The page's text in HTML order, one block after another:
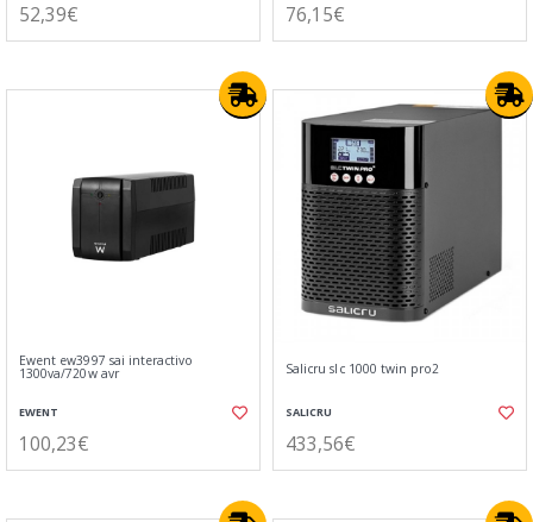
52,39€ 76,15€
Ewent ew3997 sai interactivo
1300va/720w avr
EWENT
100,23€
Salicru slc 1000 twin pro2
SALICRU
433,56€